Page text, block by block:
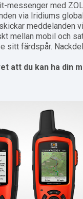
med
via Iridiums
meddelanden
mellan mobil och
sitt färdspår.
att du kan ha din